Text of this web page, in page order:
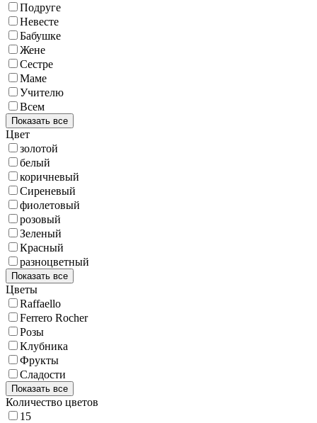
Подруге
Невесте
Бабушке
Жене
Сестре
Маме
Учителю
Всем
Показать все
Цвет
золотой
белый
коричневый
Сиреневый
фиолетовый
розовый
Зеленый
Красный
разноцветный
Показать все
Цветы
Raffaello
Ferrero Rocher
Розы
Клубника
Фрукты
Сладости
Показать все
Количество цветов
15